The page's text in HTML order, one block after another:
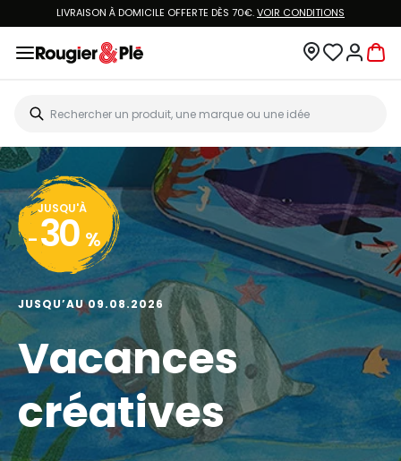
LIVRAISON À DOMICILE OFFERTE DÈS 70€.VOIR CONDITIONS
JUSQU'À
- 30 %
JUSQU’AU 09.08.2026
Vacances
créatives